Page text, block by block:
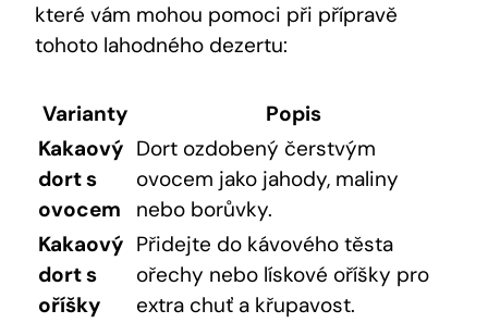
které vám mohou pomoci při přípravě
tohoto lahodného dezertu:
Varianty
Popis
Kakaový
dort‍ s
ovocem
Dort ozdobený čerstvým
ovocem jako jahody, maliny
⁢nebo borůvky.
Kakaový ​
dort s
oříšky
Přidejte do kávového ⁢těsta
ořechy nebo lískové oříšky pro
extra chuť a⁢ křupavost.